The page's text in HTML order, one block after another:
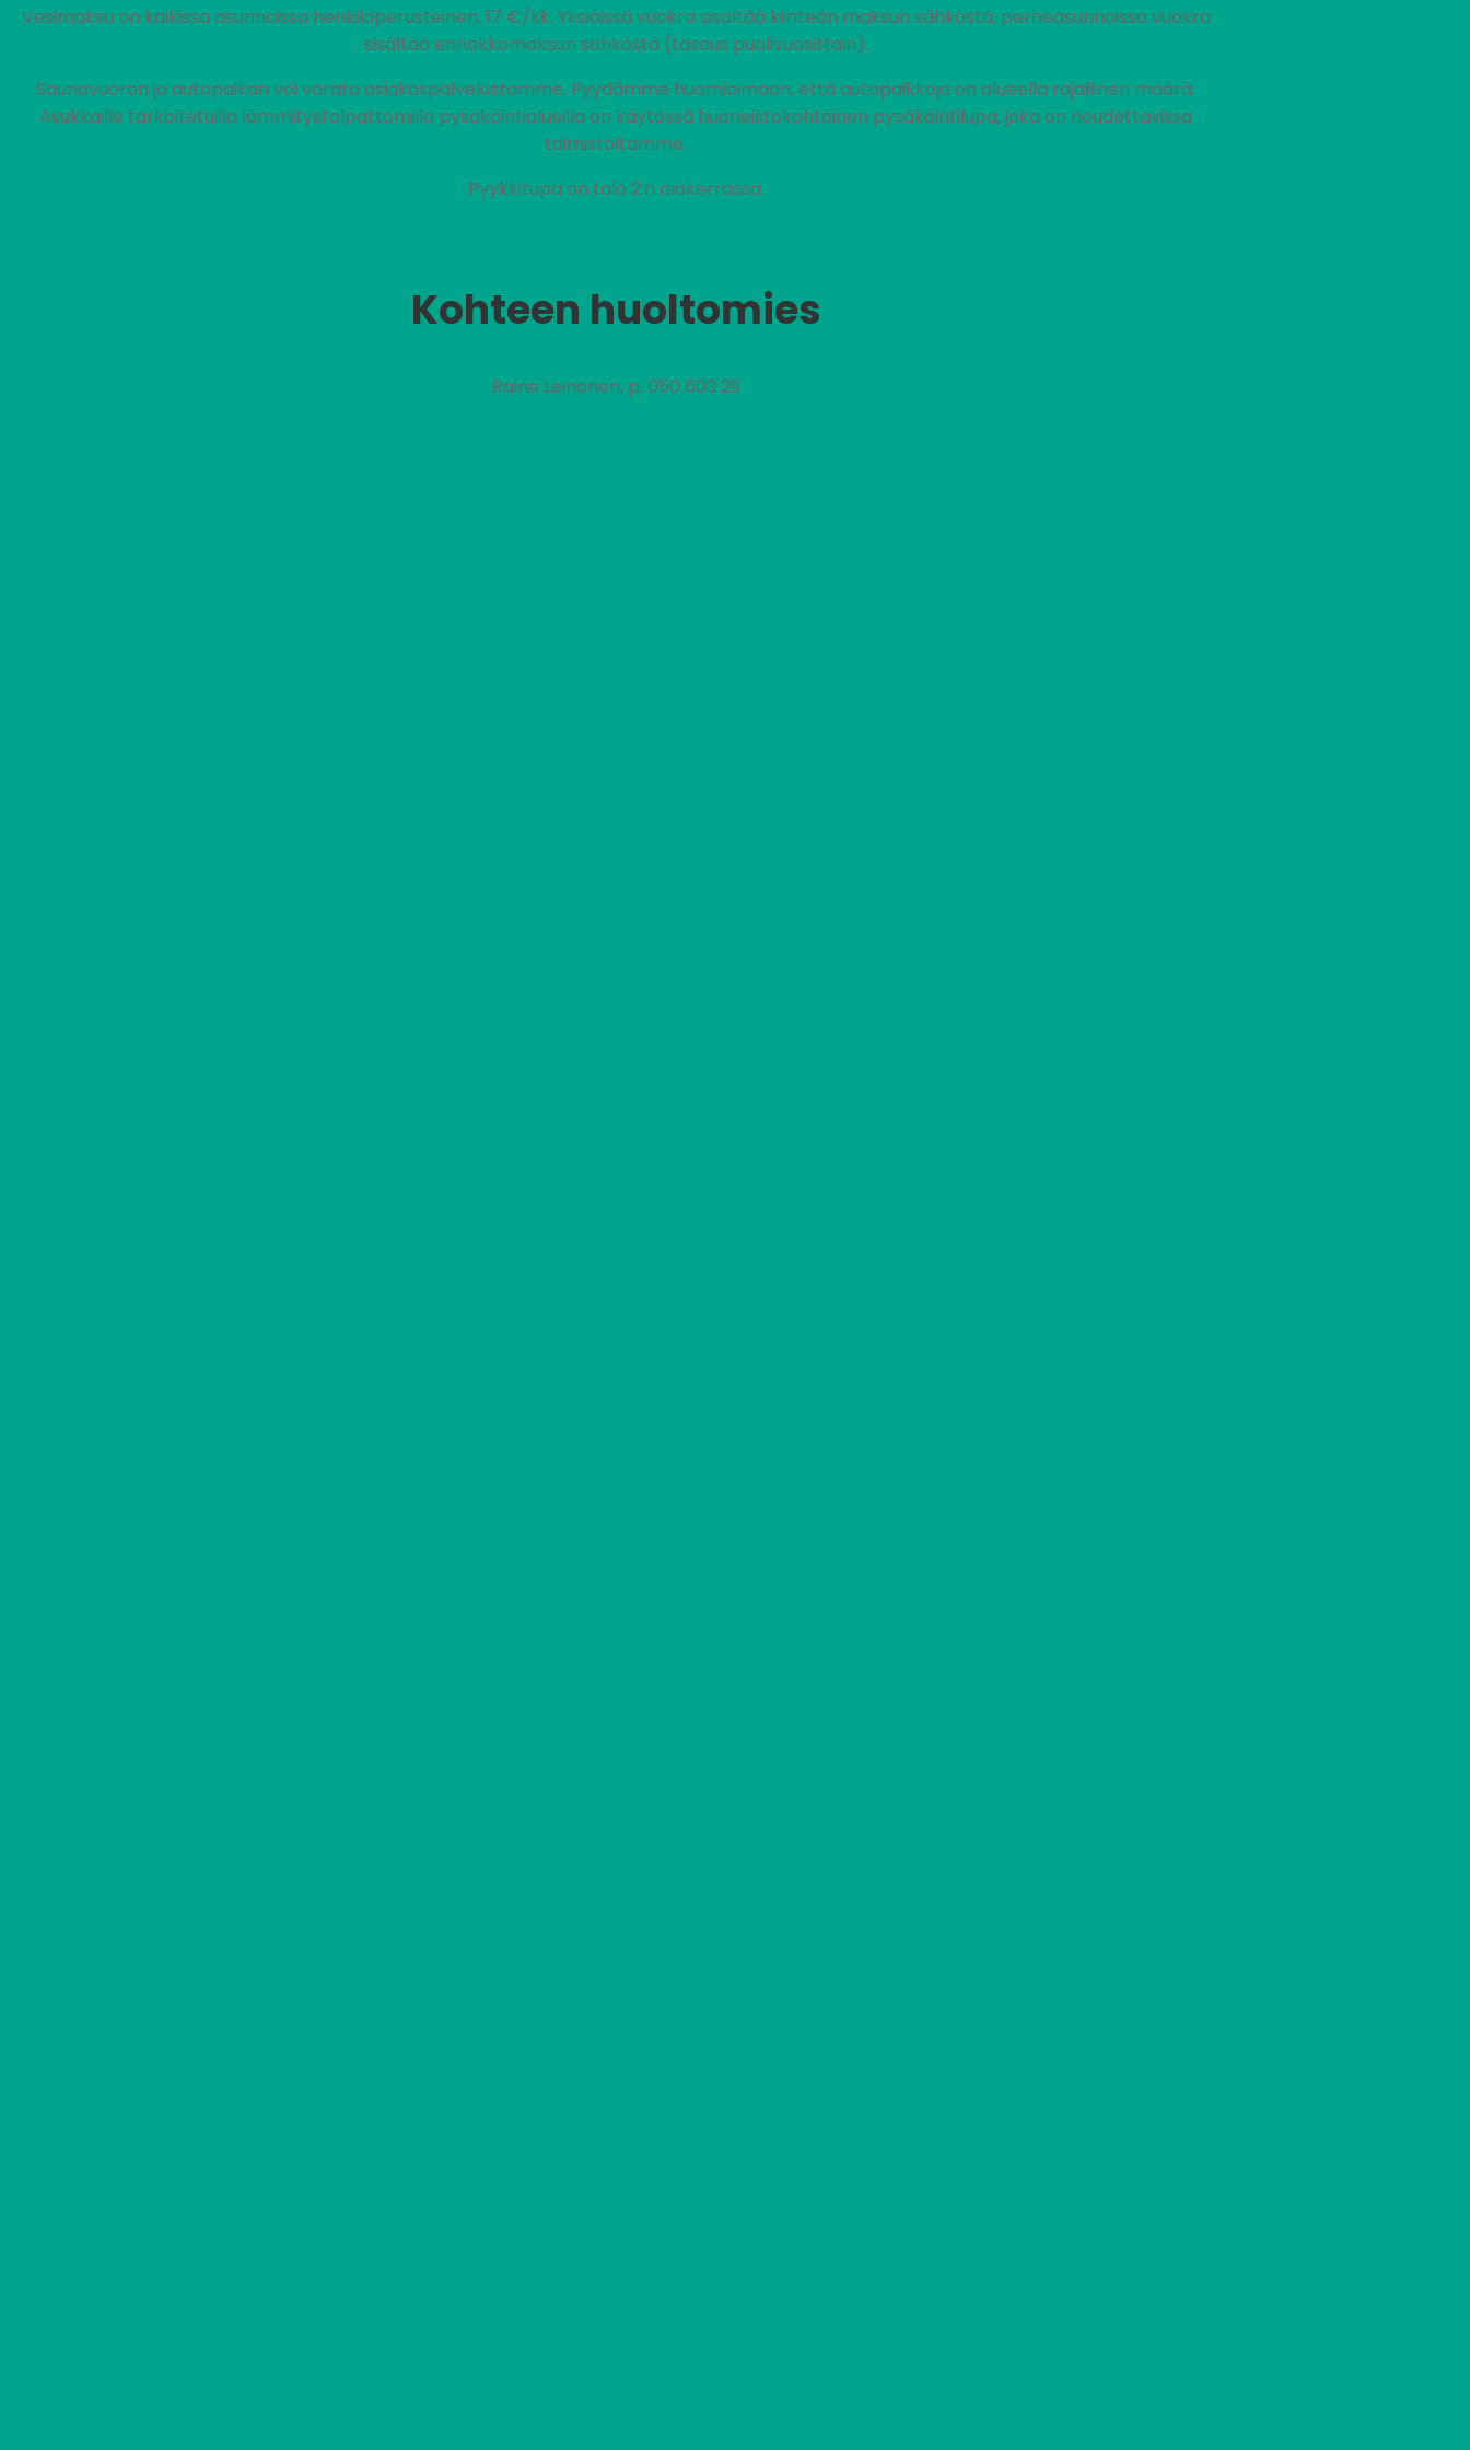
Vesimaksu on kaikissa asunnoissa henkilöperusteinen, 17 €/kk. Yksiöissä vuokra sisältää kiinteän maksun sähköstä, perheasunnoissa vuokra
sisältää ennakkomaksun sähköstä (tasaus puolivuosittain).
Saunavuoron ja autopaikan voi varata asiakaspalvelustamme. Pyydämme huomioimaan, että autopaikkoja on alueella rajallinen määrä.
Asukkaille tarkoitetuilla lämmitystolpattomilla pysäköintialueilla on käytössä huoneistokohtainen pysäköintilupa, joka on noudettavissa
toimistoltamme.
Pyykkitupa on talo 2:n alakerrassa.
Kohteen huoltomies
Raine Leinonen, p. 050 603 29